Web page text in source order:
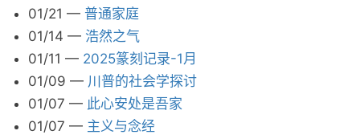
01/21 — 普通家庭
01/14 — 浩然之气
01/11 — 2025篆刻记录-1月
01/09 — 川普的社会学探讨
01/07 — 此心安处是吾家
01/07 — 主义与念经